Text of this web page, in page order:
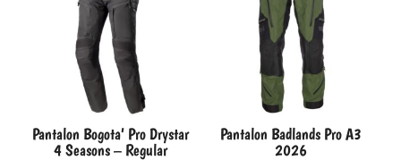
Pantalon Bogota’ Pro Drystar
4 Seasons – Regular
Pantalon Badlands Pro A3
2026